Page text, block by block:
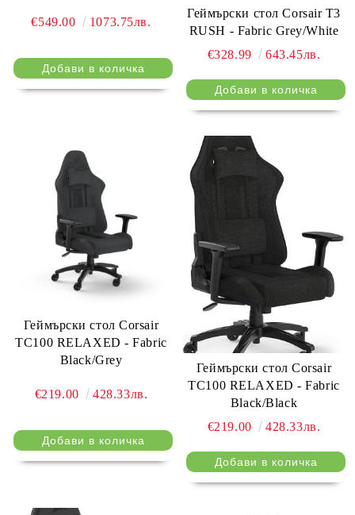
€549.00 1073.75лв.
Геймърски стол Corsair T3
RUSH - Fabric Grey/White
€328.99
643.45лв.
Геймърски стол Corsair
TC100 RELAXED - Fabric
Black/Grey
€219.00 428.33лв.
Геймърски стол Corsair
TC100 RELAXED - Fabric
Black/Black
€219.00
428.33лв.